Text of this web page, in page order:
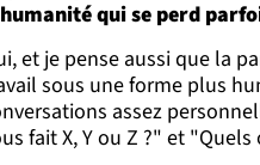
qui se perd
et je pense aussi que la
sous une forme plus
assez
fait X, Y ou Z ?" et